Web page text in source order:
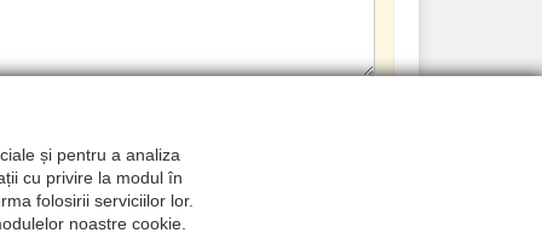
și pentru a analiza
cu privire la modul în
folosirii serviciilor lor.
noastre cookie.